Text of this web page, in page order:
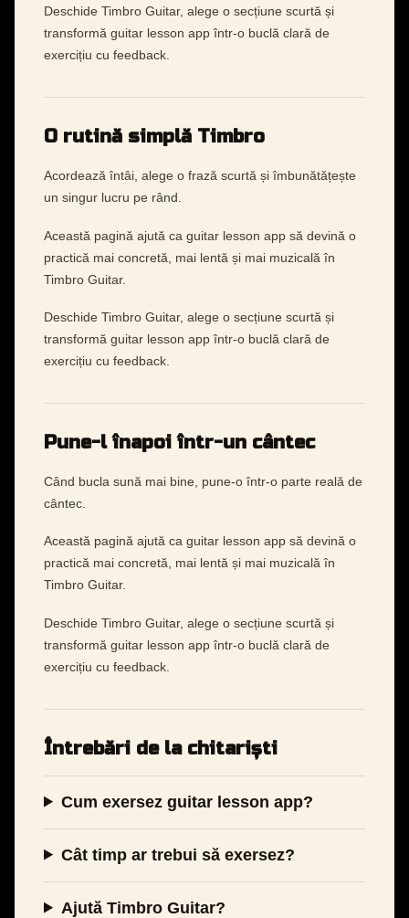
Deschide Timbro Guitar, alege o secțiune scurtă și
transformă guitar lesson app într-o buclă clară de
exercițiu cu feedback.
O rutină simplă Timbro
Acordează întâi, alege o frază scurtă și îmbunătățește
un singur lucru pe rând.
Această pagină ajută ca guitar lesson app să devină o
practică mai concretă, mai lentă și mai muzicală în
Timbro Guitar.
Deschide Timbro Guitar, alege o secțiune scurtă și
transformă guitar lesson app într-o buclă clară de
exercițiu cu feedback.
Pune-l înapoi într-un cântec
Când bucla sună mai bine, pune-o într-o parte reală de
cântec.
Această pagină ajută ca guitar lesson app să devină o
practică mai concretă, mai lentă și mai muzicală în
Timbro Guitar.
Deschide Timbro Guitar, alege o secțiune scurtă și
transformă guitar lesson app într-o buclă clară de
exercițiu cu feedback.
Întrebări de la chitariști
Cum exersez guitar lesson app?
Cât timp ar trebui să exersez?
Ajută Timbro Guitar?